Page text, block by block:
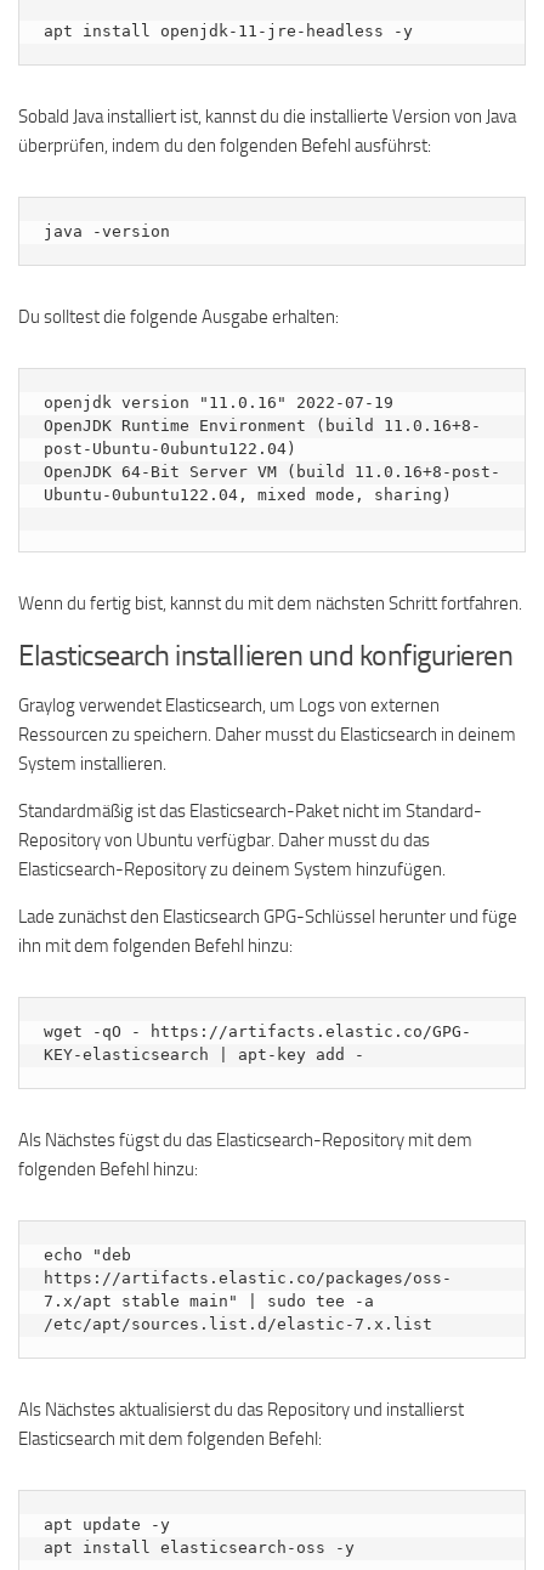
apt install openjdk-11-jre-headless -y
Sobald Java installiert ist, kannst du die installierte Version von Java
überprüfen, indem du den folgenden Befehl ausführst:
java -version
Du solltest die folgende Ausgabe erhalten:
openjdk version "11.0.16" 2022-07-19
OpenJDK Runtime Environment (build 11.0.16+8-
post-Ubuntu-0ubuntu122.04)
OpenJDK 64-Bit Server VM (build 11.0.16+8-post-
Ubuntu-0ubuntu122.04, mixed mode, sharing)
Wenn du fertig bist, kannst du mit dem nächsten Schritt fortfahren.
Elasticsearch installieren und konfigurieren
Graylog verwendet Elasticsearch, um Logs von externen
Ressourcen zu speichern. Daher musst du Elasticsearch in deinem
System installieren.
Standardmäßig ist das Elasticsearch-Paket nicht im Standard-
Repository von Ubuntu verfügbar. Daher musst du das
Elasticsearch-Repository zu deinem System hinzufügen.
Lade zunächst den Elasticsearch GPG-Schlüssel herunter und füge
ihn mit dem folgenden Befehl hinzu:
wget -qO - https://artifacts.elastic.co/GPG-
KEY-elasticsearch | apt-key add -
Als Nächstes fügst du das Elasticsearch-Repository mit dem
folgenden Befehl hinzu:
echo "deb
https://artifacts.elastic.co/packages/oss-
7.x/apt stable main" | sudo tee -a
/etc/apt/sources.list.d/elastic-7.x.list
Als Nächstes aktualisierst du das Repository und installierst
Elasticsearch mit dem folgenden Befehl:
apt update -y
apt install elasticsearch-oss -y